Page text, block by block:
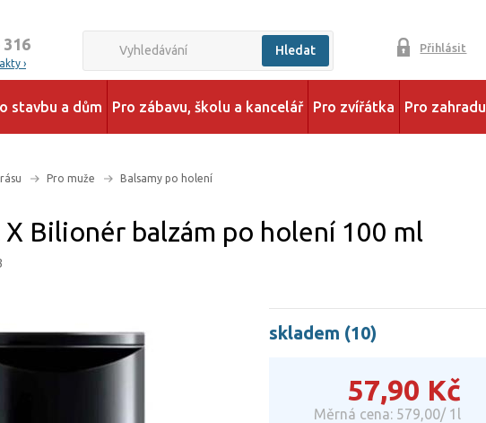
316
›
Hledat Přihlásit
stavbu a dům Pro zábavu, školu a kancelář Pro zvířátka Pro zahradu
Pro muže Balsamy po holení
X Bilionér balzám po holení 100 ml
skladem (10)
57,90 Kč
Měrná cena: 579,00/ 1l